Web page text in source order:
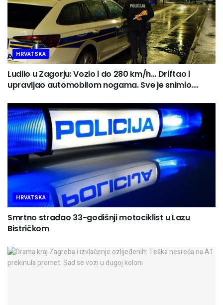
HRVATSKA
Ludilo u Zagorju: Vozio i do 280 km/h… Driftao i
upravljao automobilom nogama. Sve je snimio….
HRVATSKA
Smrtno stradao 33-godišnji motociklist u Lazu
Bistričkom